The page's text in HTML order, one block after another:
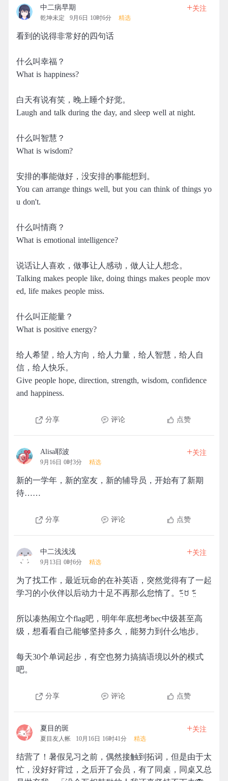
中二病早期
乾坤未定 9月6日 10时6分 精选
+关注
看到的说得非常好的四句话
什么叫幸福？
What is happiness?
白天有说有笑，晚上睡个好觉。
Laugh and talk during the day, and sleep well at night.
什么叫智慧？
What is wisdom?
安排的事能做好，没安排的事能想到。
You can arrange things well, but you can think of things yo
u don't.
什么叫情商？
What is emotional intelligence?
说话让人喜欢，做事让人感动，做人让人想念。
Talking makes people like, doing things makes people mov
ed, life makes people miss.
什么叫正能量？
What is positive energy?
给人希望，给人方向，给人力量，给人智慧，给人自
信，给人快乐。 ​​​​
Give people hope, direction, strength, wisdom, confidence
and happiness. ​​​​
分享 评论 点赞
Alisa耶波
9月16日 0时3分 精选
+关注
新的一学年，新的室友，新的辅导员，开始有了新期
待……
分享 评论 点赞
中二浅浅浅
9月13日 0时6分 精选
+关注
为了找工作，最近玩命的在补英语，突然觉得有了一起
学习的小伙伴以后动力十足不再那么怠惰了。⁼̴̤̆ ꇴ ⁼̴̤̆
所以凑热闹立个flag吧，明年年底想考bec中级甚至高
级，想看看自己能够坚持多久，能努力到什么地步。
每天30个单词起步，有空也努力搞搞语境以外的模式
吧。
分享 评论 点赞
夏目的斑
夏目友人帐 10月16日 16时41分 精选
+关注
结营了！暑假见习之前，偶然接触到拓词，但是由于太
忙，没好好背过，之后开了会员，有了同桌，同桌又总